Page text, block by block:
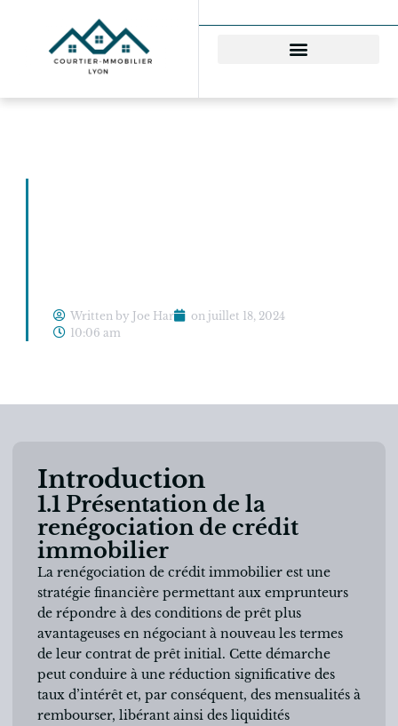
Written by Joe Har on juillet 18, 2024
10:06 am
Introduction
1.1 Présentation de la
renégociation de crédit
immobilier
La renégociation de crédit immobilier est une
stratégie financière permettant aux emprunteurs
de répondre à des conditions de prêt plus
avantageuses en négociant à nouveau les termes
de leur contrat de prêt initial. Cette démarche
peut conduire à une réduction significative des
taux d’intérêt et, par conséquent, des mensualités à
rembourser, libérant ainsi des liquidités